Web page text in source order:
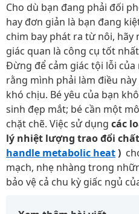
Cho dù bạn đang phải đối
hay đơn giản là bạn đang
chim bay phát ra từ nôi, hãy
giác quan là công cụ tốt
Đừng để cảm giác tội lỗi
rằng mình phải làm điều
khó chịu. Bé yêu của bạn
sinh đẹp mắt; bé cần một
chặt chẽ. Việc sử dụng các
lý nhiệt lượng trao đổi
handle metabolic heat)
mạch, nhẹ nhàng trong
bảo vệ cả chu kỳ giấc ngủ